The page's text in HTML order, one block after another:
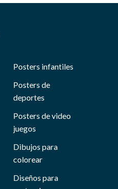
Posters infantiles
Posters de
deportes
Posters de video
juegos
Dibujos para
colorear
Diseños para